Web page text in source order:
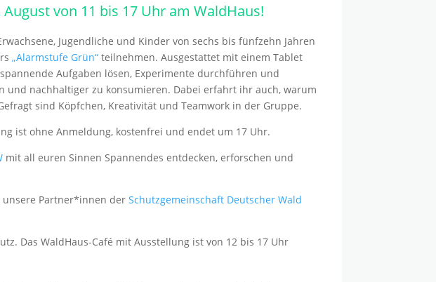
von 11 bis 17 Uhr am WaldHaus!
Jugendliche und Kinder von sechs bis fünfzehn Jahren
„Alarmstufe Grün“ teilnehmen. Ausgestattet mit einem Tablet
Aufgaben lösen, Experimente durchführen und
und nachhaltiger zu konsumieren. Dabei erfahrt ihr auch, warum
sind Köpfchen, Kreativität und Teamwork in der Gruppe.
ist ohne Anmeldung, kostenfrei und endet um 17 Uhr.
mit all euren Sinnen Spannendes entdecken, erforschen und
unsere Partner*innen derSchutzgemeinschaft Deutscher Wald
Das WaldHaus-Café mit Ausstellung ist von 12 bis 17 Uhr